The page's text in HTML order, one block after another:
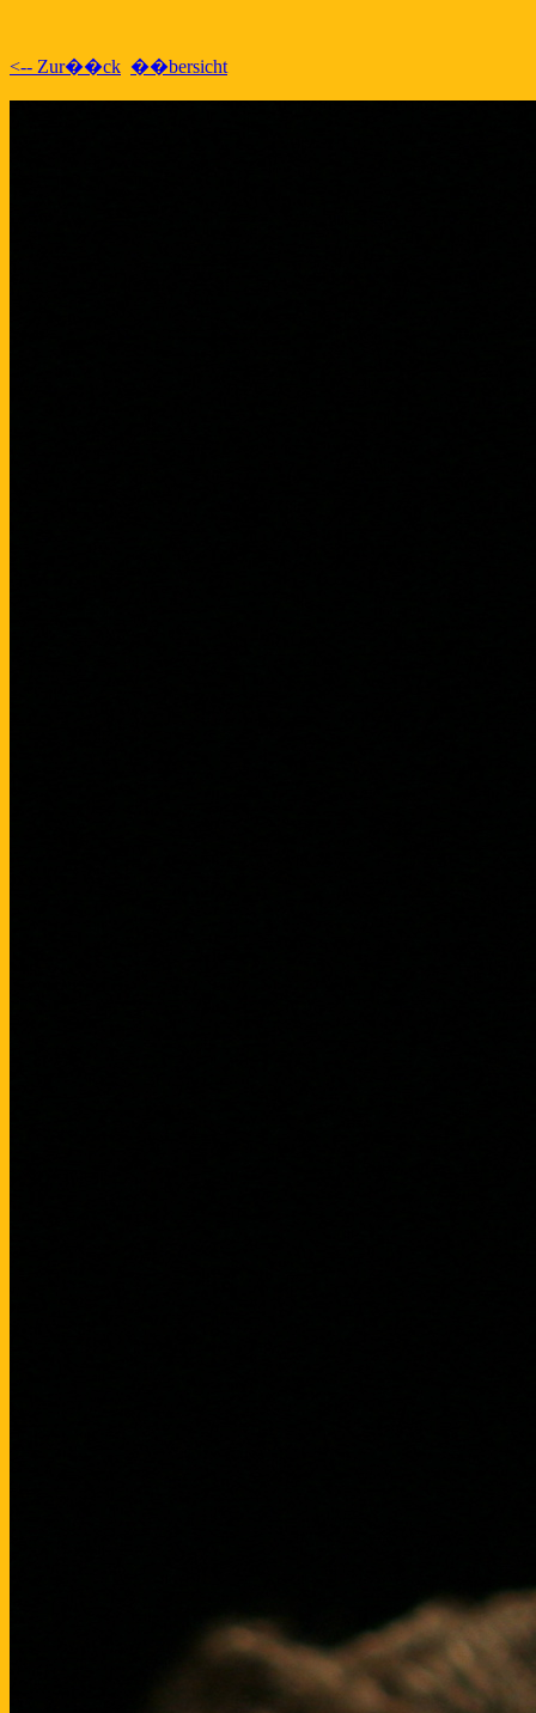
<-- Zur��ck ��bersicht